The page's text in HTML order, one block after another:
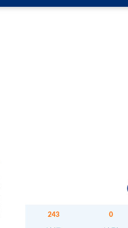
243 0